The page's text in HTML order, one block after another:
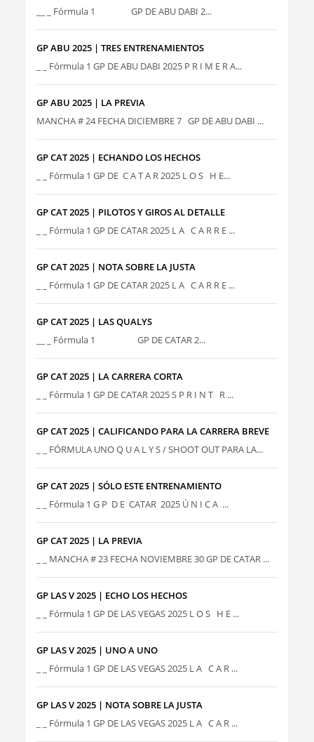
__ _ Fórmula 1 GP DE ABU DABI 2...
GP ABU 2025 | TRES ENTRENAMIENTOS
_ _ Fórmula 1 GP DE ABU DABI 2025 P R I M E R A...
GP ABU 2025 | LA PREVIA
MANCHA # 24 FECHA DICIEMBRE 7 GP DE ABU DABI ...
GP CAT 2025 | ECHANDO LOS HECHOS
_ _ Fórmula 1 GP DE C A T A R 2025 L O S H E...
GP CAT 2025 | PILOTOS Y GIROS AL DETALLE
_ _ Fórmula 1 GP DE CATAR 2025 L A C A R R E ...
GP CAT 2025 | NOTA SOBRE LA JUSTA
_ _ Fórmula 1 GP DE CATAR 2025 L A C A R R E ...
GP CAT 2025 | LAS QUALYS
__ _ Fórmula 1 GP DE CATAR 2...
GP CAT 2025 | LA CARRERA CORTA
_ _ Fórmula 1 GP DE CATAR 2025 S P R I N T R ...
GP CAT 2025 | CALIFICANDO PARA LA CARRERA BREVE
_ _ FÓRMULA UNO Q U A L Y S / SHOOT OUT PARA LA...
GP CAT 2025 | SÓLO ESTE ENTRENAMIENTO
_ _ Fórmula 1 G P D E CATAR 2025 Ú N I C A ...
GP CAT 2025 | LA PREVIA
_ _ MANCHA # 23 FECHA NOVIEMBRE 30 GP DE CATAR ...
GP LAS V 2025 | ECHO LOS HECHOS
_ _ Fórmula 1 GP DE LAS VEGAS 2025 L O S H E ...
GP LAS V 2025 | UNO A UNO
_ _ Fórmula 1 GP DE LAS VEGAS 2025 L A C A R ...
GP LAS V 2025 | NOTA SOBRE LA JUSTA
_ _ Fórmula 1 GP DE LAS VEGAS 2025 L A C A R ...